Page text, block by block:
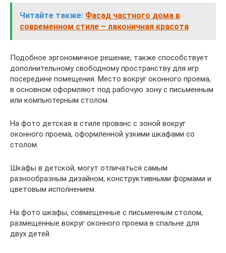
Читайте также: Фасад частного дома в
современном стиле – лаконичная красота
Подобное эргономичное решение, также способствует
дополнительному свободному пространству для игр
посередине помещения. Место вокруг оконного проема,
в основном оформляют под рабочую зону с письменным
или компьютерным столом.
На фото детская в стиле прованс с зоной вокруг
оконного проема, оформленной узкими шкафами со
столом.
Шкафы в детской, могут отличаться самым
разнообразным дизайном, конструктивными формами и
цветовым исполнением.
На фото шкафы, совмещенные с письменным столом,
размещенные вокруг оконного проема в спальне для
двух детей.